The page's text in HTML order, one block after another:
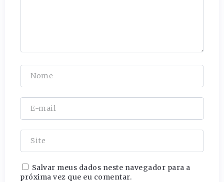
Salvar meus dados neste navegador para a
próxima vez que eu comentar.